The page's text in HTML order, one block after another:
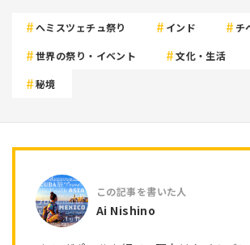
へミスツェチュ祭り インド チ
世界の祭り・イベント 文化・生活
秘境
Ai Nishino